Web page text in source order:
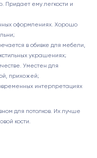
Придает ему легкости и
оформлениях. Хорошо
в обивке для мебели,
украшениях;
Уместен для
прихожей;
интерпретациях
для потолков. Их лучше
кости.